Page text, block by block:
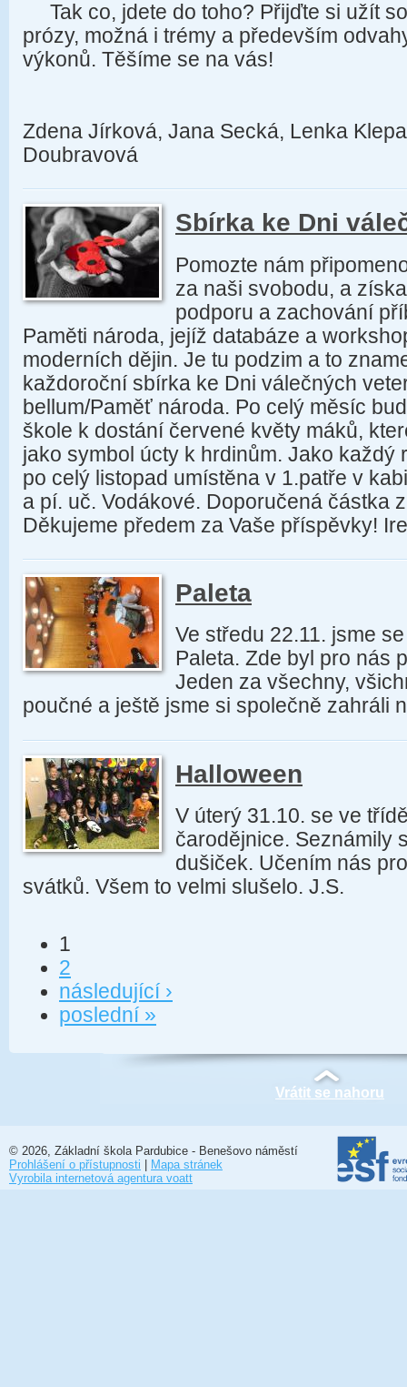
Tak co, jdete do toho? Přijďte si užít
prózy, možná i trémy a především
výkonů. Těšíme se na vás!
Zdena Jírková, Jana Secká, Lenka
Doubravová
Sbírka ke Dni
Pomozte nám
za naši svobodu, a
podporu a zachování
Paměti národa, jejíž databáze a
moderních dějin. Je tu podzim a to
každoroční sbírka ke Dni válečných
bellum/Paměť národa. Po celý měsíc
škole k dostání červené květy máků,
jako symbol úcty k hrdinům. Jako každý
po celý listopad umístěna v 1.patře v
a pí. uč. Vodákové. Doporučená částka
Děkujeme předem za Vaše příspěvky!
Paleta
Ve středu 22.11. jsme
Paleta. Zde byl pro nás
Jeden za všechny,
poučné a ještě jsme si společně zahráli
Halloween
V úterý 31.10. se ve
čarodějnice. Seznámily
dušiček. Učením nás
svátků. Všem to velmi slušelo. J.S.
1
2
následující ›
poslední »
Vrátit se nahoru
© 2026, Základní škola Pardubice - Benešovo náměstí
Prohlášení o přístupnosti
Mapa stránek
Vyrobila internetová agentura voatt